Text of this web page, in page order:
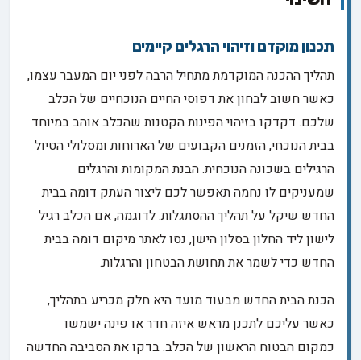
תכנון מוקדם וזיהוי הרגלים קיימים
תהליך ההכנה המוקדמת מתחיל הרבה לפני יום המעבר עצמו,
כאשר חשוב לבחון את דפוסי החיים הנוכחיים של הכלב
שלכם. דקדקו בזיהוי הפינות הקטנות שהכלב אוהב במיוחד
בבית הנוכחי, הזמנים הקבועים של הארוחות ומסלולי הטיול
הרגילים בשכונה הנוכחית. הבנת המקומות והרגלים
שמעניקים לו נחמה תאפשר לכם ליצור העתק דומה בבית
החדש שיקל על תהליך ההסתגלות. לדוגמה, אם הכלב רגיל
לישון ליד החלון בסלון הישן, נסו לאתר מיקום דומה בבית
החדש כדי לשמר את תחושת הבטחון והרגלות.
הכנת הבית החדש מבעוד מועד היא חלק מכריע בתהליך,
כאשר עליכם לתכנן מראש איזה חדר או פינה ישמשו
כמקום הבטוח הראשון של הכלב. בדקו את הסביבה החדשה